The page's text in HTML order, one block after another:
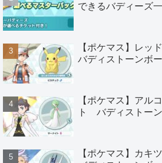
できるバディーズ
【ポケマス】レッ
バディストーンボ
【ポケマス】アル
ト バディストー
【ポケマス】カキ